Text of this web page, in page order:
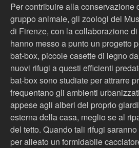
Per contribuire alla conservazione
gruppo animale, gli zoologi del
di Firenze, con la collaborazione
hanno messo a punto un progetto
bat-box, piccole casette di legno
nuovi rifugi a questi efficienti
bat-box sono studiate per attrarre
frequentano gli ambienti
appese agli alberi del proprio
esterna della casa, meglio se al
del tetto. Quando tali rifugi
per alleato un formidabile